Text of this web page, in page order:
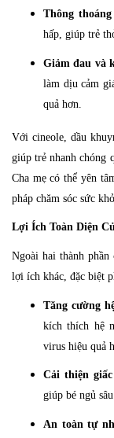
Thông
hấp, giúp trẻ
Giảm đau và
làm dịu cảm
quả hơn.
Với cineole, dầu
giúp trẻ nhanh chóng
Cha mẹ có thể yên
pháp chăm sóc sức
Lợi Ích Toàn Diện
Ngoài hai thành phần
lợi ích khác, đặc biệt
Tăng cường
kích thích hệ
virus hiệu quả
Cải thiện
giúp bé ngủ
An toàn tự